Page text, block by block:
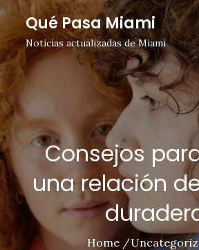
Skip
to
content
Qué Pasa Miami
Noticias actualizadas de Miami
Consejos
una relación
Home